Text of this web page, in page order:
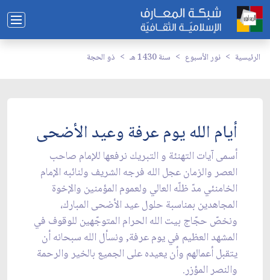
الرئيسية نور الأسبوع سنة 1430 هـ ذو الحجة
أيام الله يوم عرفة وعيد الأضحى
أسمى آيات التهنئة و التبريك نرفعها للإمام صاحب
العصر والزمان عجل الله فرجه الشريف ولنائبه الإمام
الخامنئي مدّ ظلّه العالي ولعموم المؤمنين والإخوة
المجاهدين بمناسبة حلول عيد الأضحى المبارك،
ونخصّ حجّاج بيت الله الحرام المتوجّهين للوقوف في
المشهد العظيم في يوم عرفة, ونسأل الله سبحانه أن
يتقبل أعمالهم وأن يعيده على الجميع بالخير والرحمة
والنصر المؤزر.